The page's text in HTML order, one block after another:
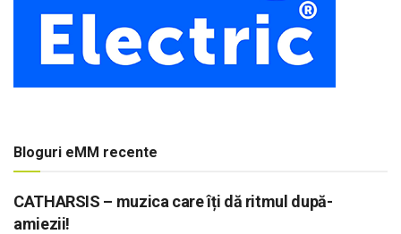
Bloguri eMM recente
CATHARSIS – muzica care îți dă ritmul după-
amiezii!